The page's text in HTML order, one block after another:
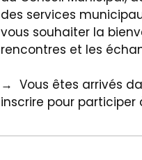
des services
vous souhaiter la
rencontres et les
→ Vous êtes arrivés
inscrire pour